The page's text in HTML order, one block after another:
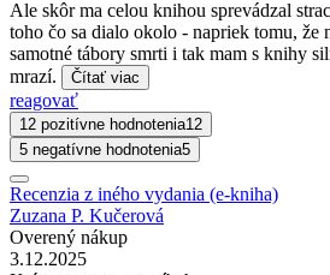
Ale skôr ma celou knihou sprevádzal
toho čo sa dialo okolo - napriek tomu, že
samotné tábory smrti i tak mam s knihy
mrazí.
Čítať viac
reagovať
12 pozitívne hodnotenia12
5 negatívne hodnotenia5
Recenzia z iného vydania (e-kniha)
Zuzana P. Kučerová
Overený nákup
3.12.2025